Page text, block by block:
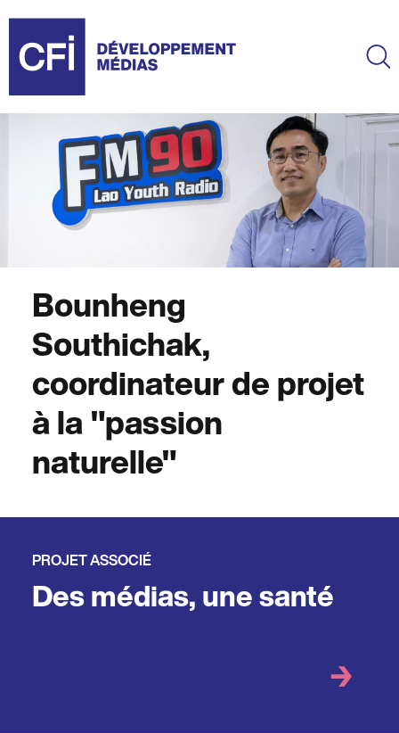
contenu
Bounheng
Southichak,
coordinateur de projet
à la "passion
naturelle"
PROJET ASSOCIÉ
Des médias, une santé